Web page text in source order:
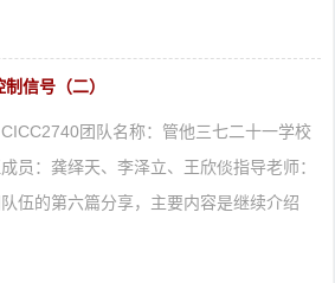
信号（二）
团队名称：管他三七二十一学校
员：龚绎天、李泽立、王欣倓指导老师：
伍的第六篇分享，主要内容是继续介绍